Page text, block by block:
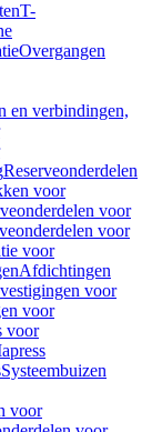
T-
Overgangen
en verbindingen,
Reserveonderdelen
voor
voor
voor
voor
Afdichtingen
voor
voor
voor
Systeembuizen
voor